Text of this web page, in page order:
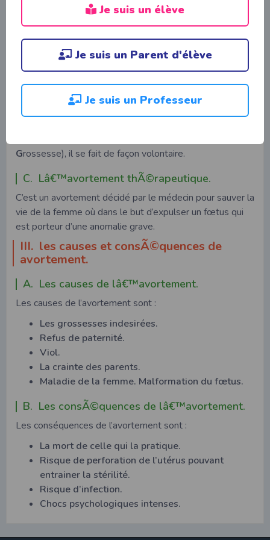
II. Les diffÃ©rents types
dâ€™avortements.
A. Lâ€™avortement spontanÃ©.
Encore appeléfausse couche, il survient de façon
involontaire et accidentel.
B. Lâ€™avortement provoquÃ©.
Grossesse), il se fait de façon volontaire.
C. Lâ€™avortement thÃ©rapeutique.
C’est un avortement décidé par le médecin pour sauver la
vie de la femme où dans le but d’expulser un fœtus qui
est porteur d’une anomalie grave.
III. les causes et consÃ©quences de
avortement.
A. Les causes de lâ€™avortement.
Les causes de l’avortement sont :
Les grossesses indesirées.
Refus de paternité.
Viol.
La crainte des parents.
Maladie de la femme. Malformation du fœtus.
B. Les consÃ©quences de lâ€™avortement.
Les conséquences de l’avortement sont :
La mort de celle qui la pratique.
Risque de perforation de l’utérus pouvant
entrainer la stérilité.
Risque d’infection.
Chocs psychologiques intenses.
Je suis un élève
Je suis un Parent d'élève
Je suis un Professeur